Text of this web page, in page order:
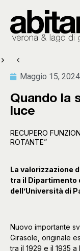
Maggio 15, 2024
Quando la
luce
RECUPERO
ROTANTE”
La valorizzazione
tra il Dipartimento
dell’Università di
Nuovo importante
Girasole, originale
tra il 1929 e il 1935